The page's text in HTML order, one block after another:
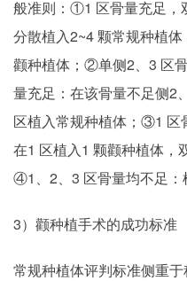
般准则：①1 区骨量充足，
分散植入2~4 颗常规种植
颧种植体；②单侧2、3 区
量充足：在该骨量不足侧2
区植入常规种植体；③1 区
在1 区植入1 颗颧种植体，
④1、2、3 区骨量均不足：
3）颧种植手术的成功标准
常规种植体评判标准侧重